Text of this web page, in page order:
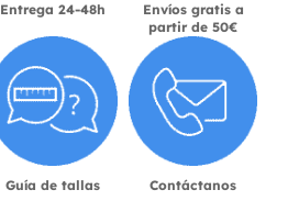
Entrega 24-48h
Envíos gratis a
partir de 50€
Guía de tallas Contáctanos